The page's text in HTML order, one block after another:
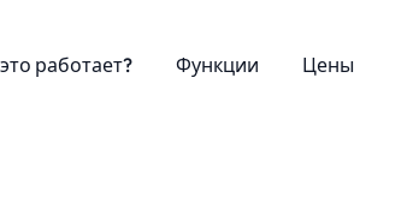
работает? Функции Цены